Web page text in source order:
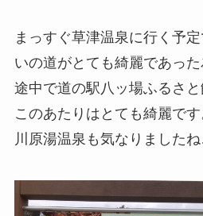
まっすぐ草津温泉に行く予
いの道がとても綺麗であった
途中で道の駅八ッ場ふるさと
このあたりはとても綺麗です
川原湯温泉も気なりましたね